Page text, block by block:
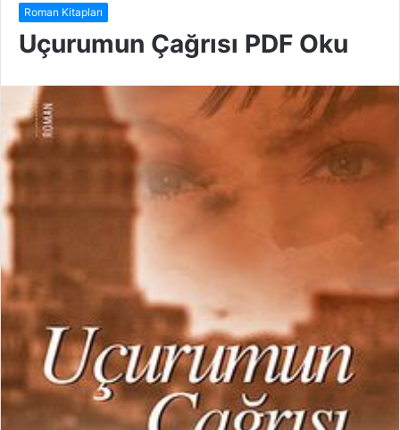
Roman Kitapları
Uçurumun Çağrısı PDF Oku